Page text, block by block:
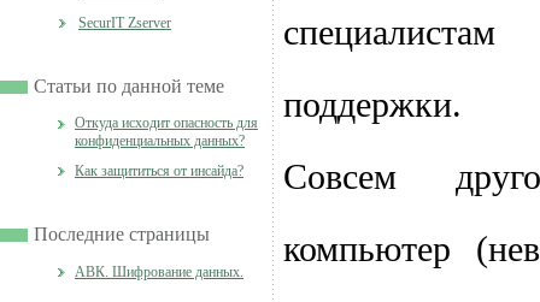
SecurIT Zserver
Статьи по данной теме
Откуда исходит опасность для
конфиденциальных данных?
Как защититься от инсайда?
Последние страницы
АВК. Шифрование данных.
поддержки.
Совсем
компьютер